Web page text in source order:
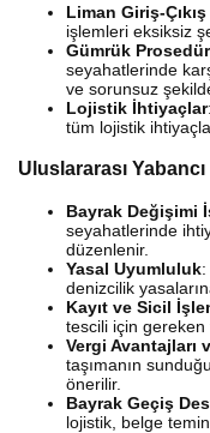
Liman Giriş-
işlemleri eksiksiz
Gümrük
seyahatlerinde
ve sorunsuz
Lojistik İhtiyaçlar
tüm lojistik
Uluslararası
Bayrak Değişimi
seyahatlerinde
düzenlenir.
Yasal Uyumluluk
denizcilik
Kayıt ve Sicil
tescili için gereken
Vergi Avantajları
taşımanın
önerilir.
Bayrak Geçiş
lojistik, belge